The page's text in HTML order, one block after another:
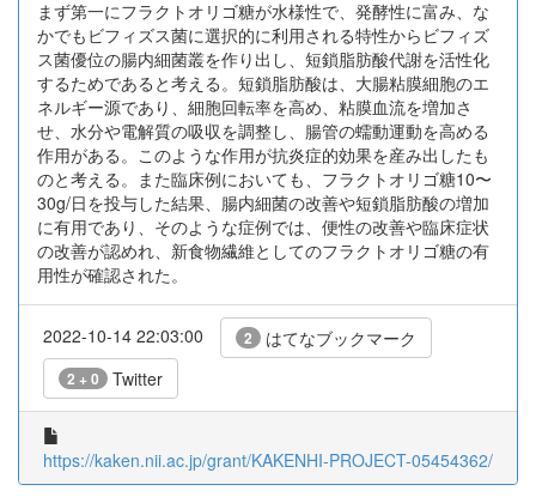
まず第一にフラクトオリゴ糖が水様性で、発酵性に富み、な
かでもビフィズス菌に選択的に利用される特性からビフィズ
ス菌優位の腸内細菌叢を作り出し、短鎖脂肪酸代謝を活性化
するためであると考える。短鎖脂肪酸は、大腸粘膜細胞のエ
ネルギー源であり、細胞回転率を高め、粘膜血流を増加さ
せ、水分や電解質の吸収を調整し、腸管の蠕動運動を高める
作用がある。このような作用が抗炎症的効果を産み出したも
のと考える。また臨床例においても、フラクトオリゴ糖10〜
30g/日を投与した結果、腸内細菌の改善や短鎖脂肪酸の増加
に有用であり、そのような症例では、便性の改善や臨床症状
の改善が認めれ、新食物繊維としてのフラクトオリゴ糖の有
用性が確認された。
2022-10-14 22:03:00 2 はてなブックマーク
2 + 0 Twitter
https://kaken.nii.ac.jp/grant/KAKENHI-PROJECT-05454362/